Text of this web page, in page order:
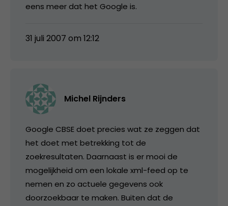
eens meer dat het Google is.
31 juli 2007 om 12:12
Michel Rijnders
Google CBSE doet precies wat ze zeggen dat
het doet met betrekking tot de
zoekresultaten. Daarnaast is er mooi de
mogelijkheid om een lokale xml-feed op te
nemen en zo actuele gegevens ook
doorzoekbaar te maken. Buiten dat de